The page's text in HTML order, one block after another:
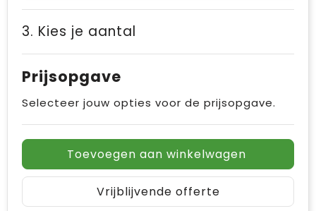
3. Kies je aantal
Prijsopgave
Selecteer jouw opties voor de prijsopgave.
Toevoegen aan winkelwagen
Vrijblijvende offerte